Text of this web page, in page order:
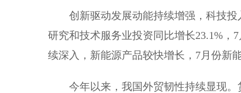
创新驱动发展动能持续增强，科技投
研究和技术服务业投资同比增长23.1%，
续深入，新能源产品较快增长，7月份新
今年以来，我国外贸韧性持续显现。